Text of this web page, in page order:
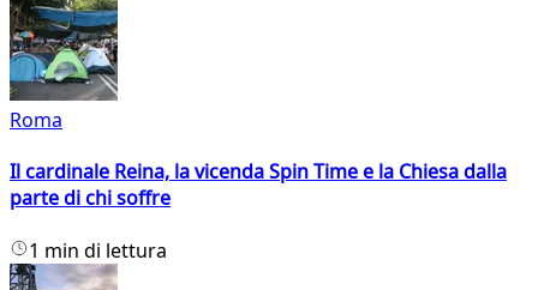
Roma
Il cardinale Reina, la vicenda Spin Time e la Chiesa dalla
parte di chi soffre
1 min di lettura